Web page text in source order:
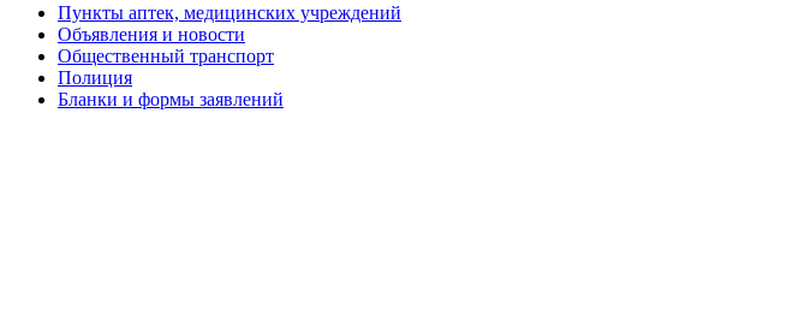
Пункты аптек, медицинских учреждений
Объявления и новости
Общественный транспорт
Полиция
Бланки и формы заявлений